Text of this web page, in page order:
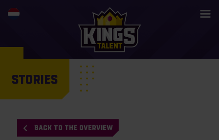
STORIES
BACK TO THE OVERVIEW